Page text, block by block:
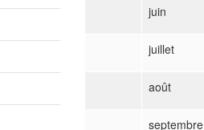
juin
juillet
août
septembre